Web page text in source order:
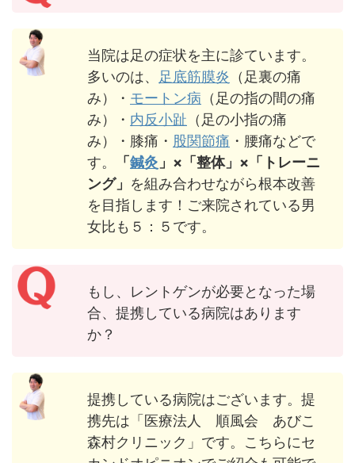
当院は足の症状を主に診ています。
多いのは、 足底筋膜炎 （足裏の痛
み）・ モートン病 （足の指の間の痛
み）・ 内反小趾 （足の小指の痛
み）・膝痛・ 股関節痛 ・腰痛などで
す。
「 鍼灸 」×「整体」×「トレーニ
ング」 を組み合わせながら根本改善
を目指します！ご来院されている男
女比も５：５です。
もし、レントゲンが必要となった場
合、提携している病院はあります
か？
提携している病院はございます。提
携先は「医療法人 順風会 あびこ
森村クリニック」です。こちらにセ